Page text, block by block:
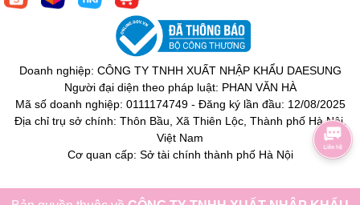
Doanh nghiệp: CÔNG TY TNHH XUẤT NHẬP KHẨU DAESUNG
Người đại diện theo pháp luật: PHAN VĂN HÀ
Mã số doanh nghiệp: 0111174749 - Đăng ký lần đầu: 12/08/2025
Địa chỉ trụ sở chính: Thôn Bầu, Xã Thiên Lộc, Thành phố Hà Nội,
Việt Nam
Cơ quan cấp: Sở tài chính thành phố Hà Nội